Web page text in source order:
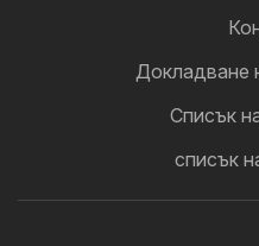
Докладване
Cписък
списък